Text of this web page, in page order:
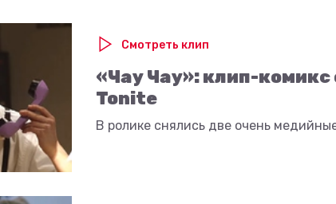
Смотреть клип
«Чау Чау»: клип-комикс
Tonite
В ролике снялись две очень